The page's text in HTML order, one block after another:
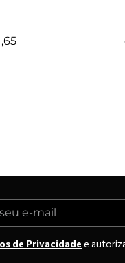
,65
de Privacidade e